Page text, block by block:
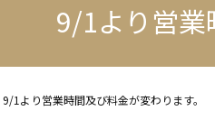
9/1より営業
9/1より営業時間及び料金が変わります。